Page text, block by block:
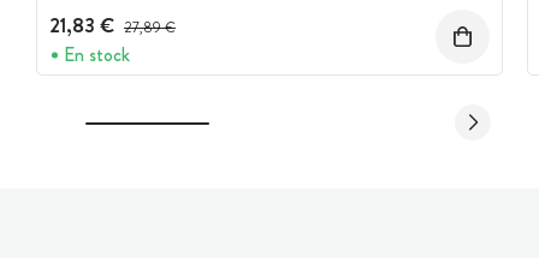
21,83 € Prix avant réduction :
27,89 €
En stock